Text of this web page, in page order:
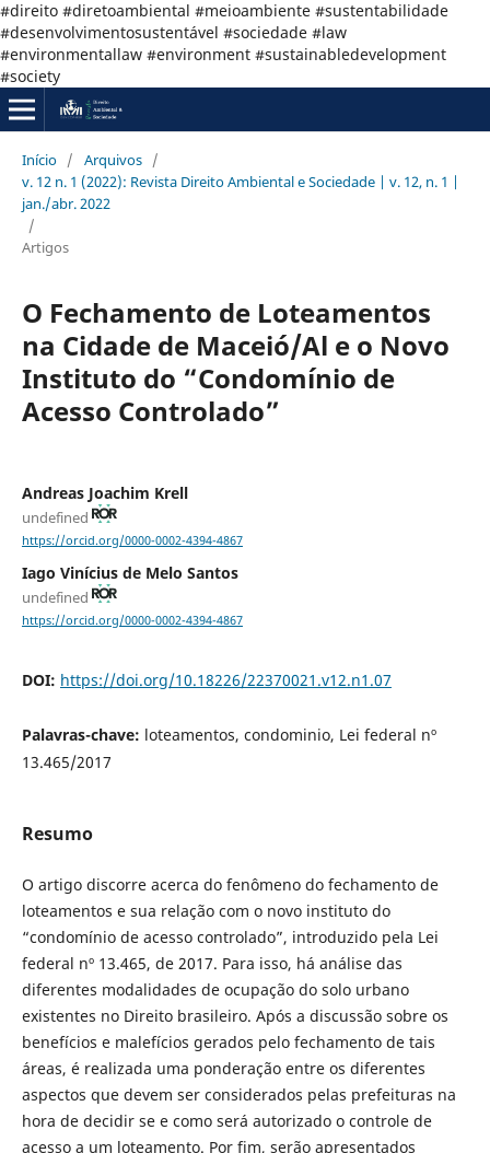
#direito #diretoambiental #meioambiente #sustentabilidade
#desenvolvimentosustentável #sociedade #law
#environmentallaw #environment #sustainabledevelopment
#society
Início / Arquivos /
v. 12 n. 1 (2022): Revista Direito Ambiental e Sociedade | v. 12, n. 1 |
jan./abr. 2022
/
Artigos
O Fechamento de Loteamentos
na Cidade de Maceió/Al e o Novo
Instituto do “Condomínio de
Acesso Controlado”
Andreas Joachim Krell
undefined
https://orcid.org/0000-0002-4394-4867
Iago Vinícius de Melo Santos
undefined
https://orcid.org/0000-0002-4394-4867
DOI: https://doi.org/10.18226/22370021.v12.n1.07
Palavras-chave: loteamentos, condominio, Lei federal nº
13.465/2017
Resumo
O artigo discorre acerca do fenômeno do fechamento de
loteamentos e sua relação com o novo instituto do
“condomínio de acesso controlado”, introduzido pela Lei
federal nº 13.465, de 2017. Para isso, há análise das
diferentes modalidades de ocupação do solo urbano
existentes no Direito brasileiro. Após a discussão sobre os
benefícios e malefícios gerados pelo fechamento de tais
áreas, é realizada uma ponderação entre os diferentes
aspectos que devem ser considerados pelas prefeituras na
hora de decidir se e como será autorizado o controle de
acesso a um loteamento. Por fim, serão apresentados